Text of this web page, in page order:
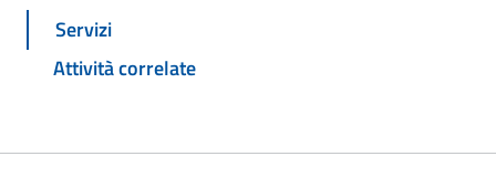
Servizi
Attività correlate